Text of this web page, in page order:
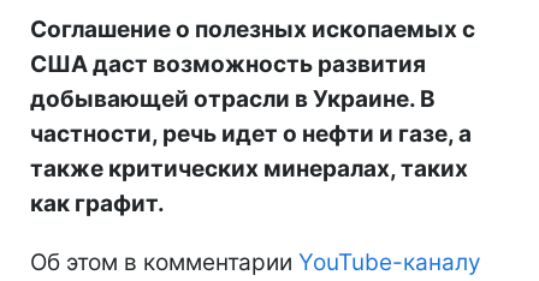
Соглашение о полезных ископаемых с
США даст возможность развития
добывающей отрасли в Украине. В
частности, речь идет о нефти и газе, а
также критических минералах, таких
как графит.
Об этом в комментарии YouTube-каналу